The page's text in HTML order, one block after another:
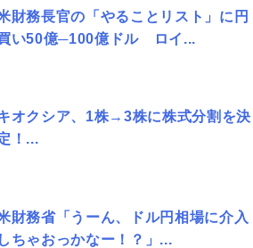
財務長官の「やることリスト」に円
い50億─100億ドル ロイ...
オクシア、1株→3株に株式分割を決
！...
財務省「うーん、ドル円相場に介入
しちゃおっかなー！？」...